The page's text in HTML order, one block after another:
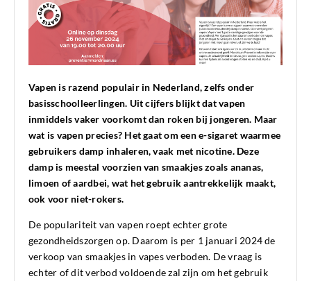
Vapen is razend populair in Nederland, zelfs onder
basisschoolleerlingen. Uit cijfers blijkt dat vapen
inmiddels vaker voorkomt dan roken bij jongeren. Maar
wat is vapen precies? Het gaat om een e-sigaret waarmee
gebruikers damp inhaleren, vaak met nicotine. Deze
damp is meestal voorzien van smaakjes zoals ananas,
limoen of aardbei, wat het gebruik aantrekkelijk maakt,
ook voor niet-rokers.
De populariteit van vapen roept echter grote
gezondheidszorgen op. Daarom is per 1 januari 2024 de
verkoop van smaakjes in vapes verboden. De vraag is
echter of dit verbod voldoende zal zijn om het gebruik